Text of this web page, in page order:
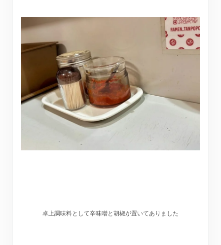
卓上調味料として辛味噌と胡椒が置いてありました